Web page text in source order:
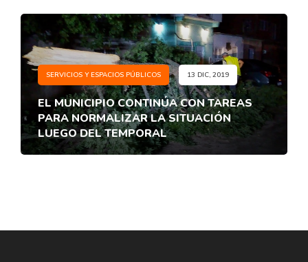
SERVICIOS Y ESPACIOS PÚBLICOS 13 DIC, 2019
EL MUNICIPIO CONTINÚA CON TAREAS
PARA NORMALIZAR LA SITUACIÓN
LUEGO DEL TEMPORAL